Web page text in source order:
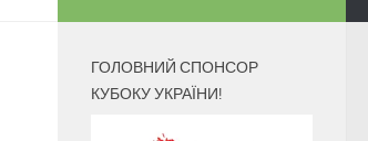
ГОЛОВНИЙ СПОНСОР
КУБОКУ УКРАЇНИ!